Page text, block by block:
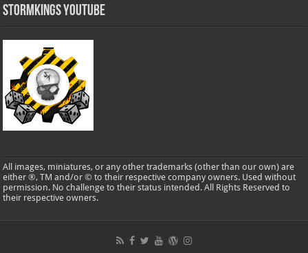
Stormkings Youtube
All images, miniatures, or any other trademarks (other than our own) are
either ®, TM and/or © to their respective company owners. Used without
permission. No challenge to their status intended. All Rights Reserved to
their respective owners.